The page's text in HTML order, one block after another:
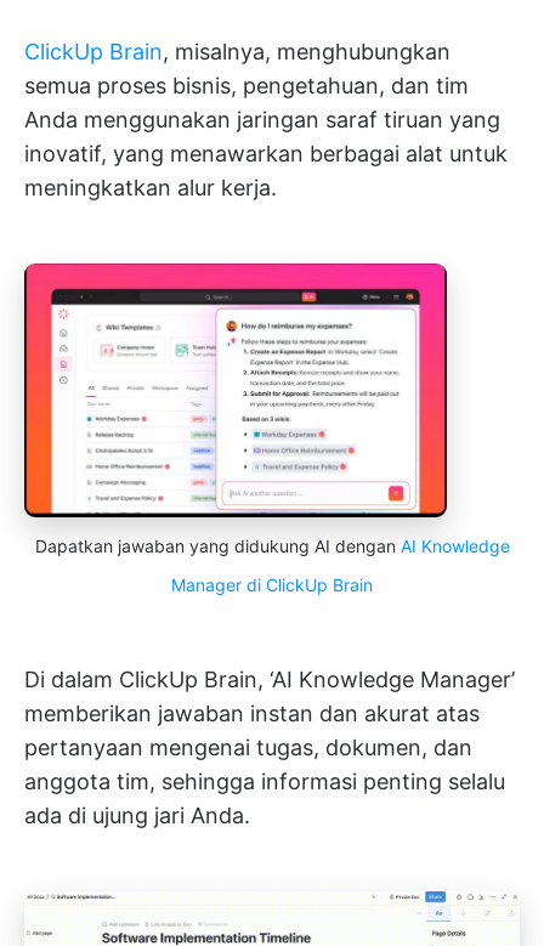
ClickUp Brain, misalnya, menghubungkan
semua proses bisnis, pengetahuan, dan tim
Anda menggunakan jaringan saraf tiruan yang
inovatif, yang menawarkan berbagai alat untuk
meningkatkan alur kerja.
Dapatkan jawaban yang didukung AI dengan AI Knowledge
Manager di ClickUp Brain
Di dalam ClickUp Brain, ‘AI Knowledge Manager’
memberikan jawaban instan dan akurat atas
pertanyaan mengenai tugas, dokumen, dan
anggota tim, sehingga informasi penting selalu
ada di ujung jari Anda.